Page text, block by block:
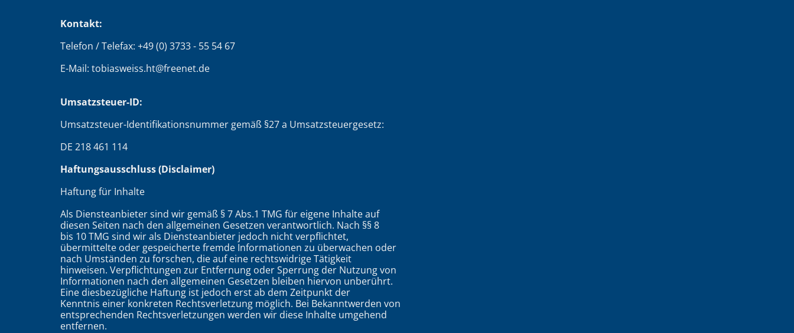
Kontakt:
Telefon / Telefax: +49 (0) 3733 - 55 54 67
E-Mail: tobiasweiss.ht@freenet.de
Umsatzsteuer-ID:
Umsatzsteuer-Identifikationsnummer gemäß §27 a Umsatzsteuergesetz:
DE 218 461 114
Haftungsausschluss (Disclaimer)
Haftung für Inhalte
Als Diensteanbieter sind wir gemäß § 7 Abs.1 TMG für eigene Inhalte auf
diesen Seiten nach den allgemeinen Gesetzen verantwortlich. Nach §§ 8
bis 10 TMG sind wir als Diensteanbieter jedoch nicht verpflichtet,
übermittelte oder gespeicherte fremde Informationen zu überwachen oder
nach Umständen zu forschen, die auf eine rechtswidrige Tätigkeit
hinweisen. Verpflichtungen zur Entfernung oder Sperrung der Nutzung von
Informationen nach den allgemeinen Gesetzen bleiben hiervon unberührt.
Eine diesbezügliche Haftung ist jedoch erst ab dem Zeitpunkt der
Kenntnis einer konkreten Rechtsverletzung möglich. Bei Bekanntwerden von
entsprechenden Rechtsverletzungen werden wir diese Inhalte umgehend
entfernen.